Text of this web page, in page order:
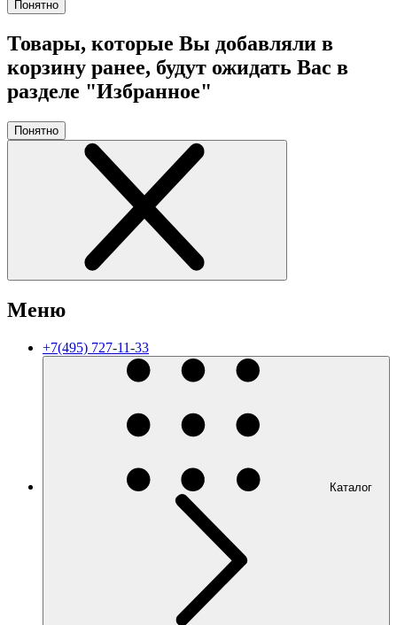
Понятно
Товары, которые Вы добавляли в
корзину ранее, будут ожидать Вас в
разделе "Избранное"
Понятно
Меню
+7(495) 727-11-33
Каталог